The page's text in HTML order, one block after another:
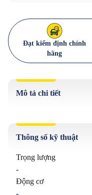
Đạt kiểm định chính
hãng
Mô tả chi tiết
Thông số kỹ thuật
Trọng lượng
-
Động cơ
-